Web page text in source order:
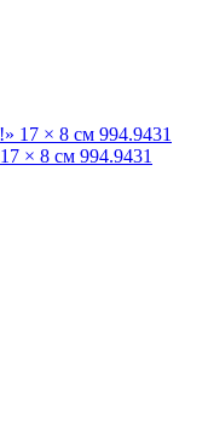
× 8 см 994.9431